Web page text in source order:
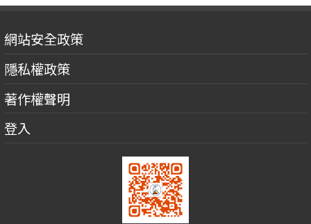
網站安全政策
隱私權政策
著作權聲明
登入